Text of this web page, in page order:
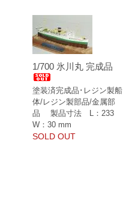
1/700 氷川丸 完成品
塗装済完成品･レジン製船
体/レジン製部品/金属部
品 製品寸法 L：233
W：30 mm
SOLD OUT